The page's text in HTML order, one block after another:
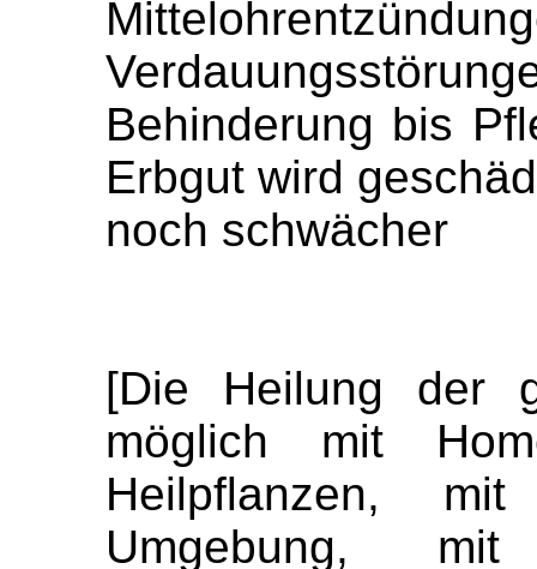
Behinderung bis
Erbgut wird
noch schwächer
[Die Heilung der
möglich mit
Heilpflanzen,
Umgebung,